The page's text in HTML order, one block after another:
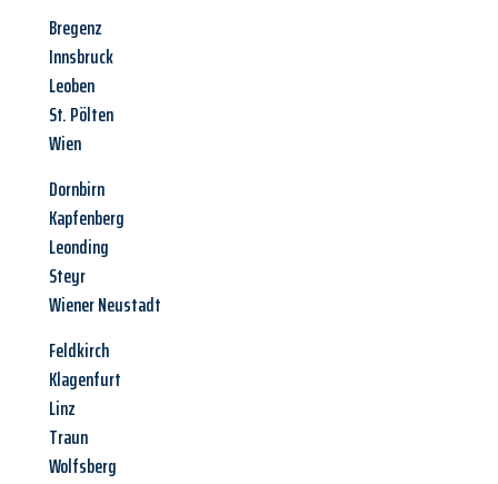
Bregenz
Innsbruck
Leoben
St. Pölten
Wien
Dornbirn
Kapfenberg
Leonding
Steyr
Wiener Neustadt
Feldkirch
Klagenfurt
Linz
Traun
Wolfsberg